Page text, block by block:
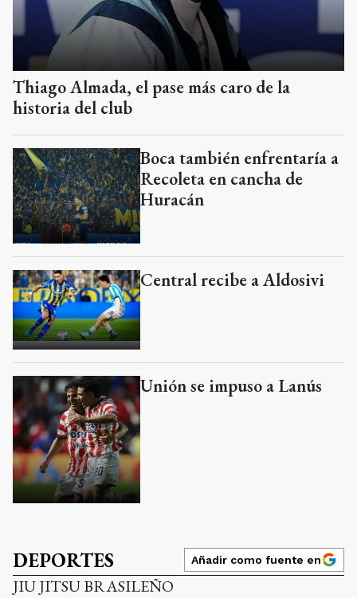
Boca también enfrentaría a
Recoleta en cancha de
Huracán
Central recibe a Aldosivi
DEPORTES
JIU JITSU BRASILEÑO
11 de febrero de 2025 | hace un año
La academia Corpo e
Mar del Plata